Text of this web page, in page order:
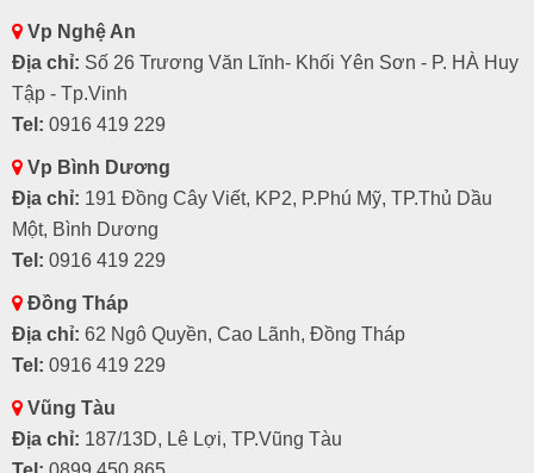
Vp Nghệ An
Địa chỉ: Số 26 Trương Văn Lĩnh- Khối Yên Sơn - P. HÀ Huy
Tập - Tp.Vinh
Tel: 0916 419 229
Vp Bình Dương
Địa chỉ: 191 Đồng Cây Viết, KP2, P.Phú Mỹ, TP.Thủ Dầu
Một, Bình Dương
Tel: 0916 419 229
Đồng Tháp
Địa chỉ: 62 Ngô Quyền, Cao Lãnh, Đồng Tháp
Tel: 0916 419 229
Vũng Tàu
Địa chỉ: 187/13D, Lê Lợi, TP.Vũng Tàu